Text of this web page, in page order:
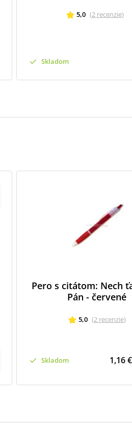
5,0 (2 recenzie)
Skladom
Pero s citátom: Nech
Pán - červené
5,0 (2 recenzie)
Skladom 1,16 €